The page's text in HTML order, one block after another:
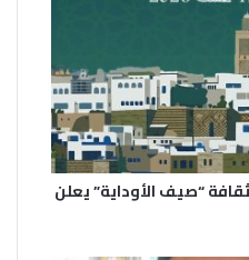
“صيف الأوداية” يعلن